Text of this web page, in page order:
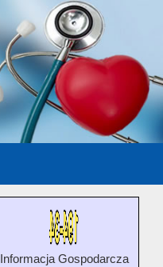
Informacja Gospodarcza